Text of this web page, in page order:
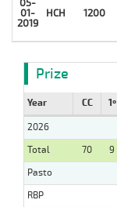
05-
01-
2019
HCH 1200
Prize
Year CC 1º
2026
Total
70 9
Pasto
RBP